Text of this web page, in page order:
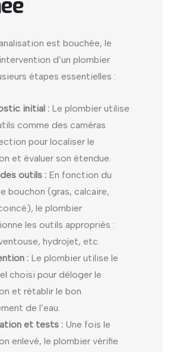
est bouchée, le
d’un plombier
étapes essentielles :
initial : Le plombier utilise
comme des caméras
pour localiser le
et évaluer son étendue.
outils : En fonction du
bouchon (gras, calcaire,
le plombier
les outils appropriés :
hydrojet, etc.
: Le plombier utilise le
choisi pour déloger le
et rétablir le bon
de l’eau.
et tests : Une fois le
enlevé, le plombier vérifie